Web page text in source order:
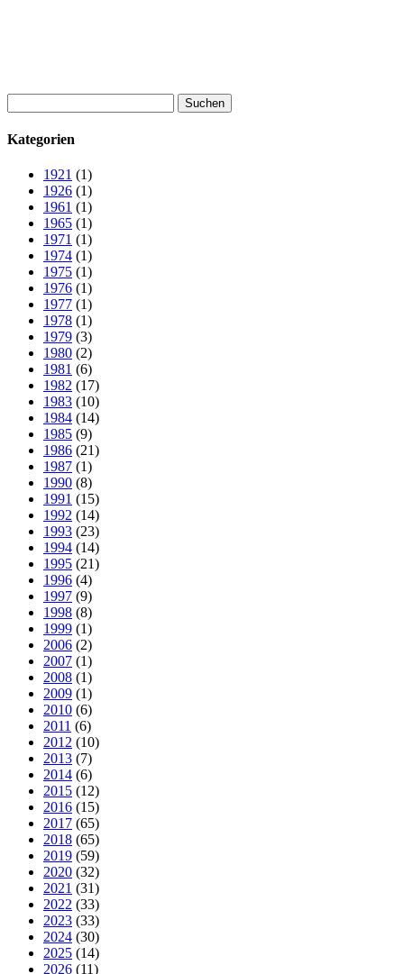
nach:
Kategorien
1921 (1)
1926 (1)
1961 (1)
1965 (1)
1971 (1)
1974 (1)
1975 (1)
1976 (1)
1977 (1)
1978 (1)
1979 (3)
1980 (2)
1981 (6)
1982 (17)
1983 (10)
1984 (14)
1985 (9)
1986 (21)
1987 (1)
1990 (8)
1991 (15)
1992 (14)
1993 (23)
1994 (14)
1995 (21)
1996 (4)
1997 (9)
1998 (8)
1999 (1)
2006 (2)
2007 (1)
2008 (1)
2009 (1)
2010 (6)
2011 (6)
2012 (10)
2013 (7)
2014 (6)
2015 (12)
2016 (15)
2017 (65)
2018 (65)
2019 (59)
2020 (32)
2021 (31)
2022 (33)
2023 (33)
2024 (30)
2025 (14)
2026 (11)